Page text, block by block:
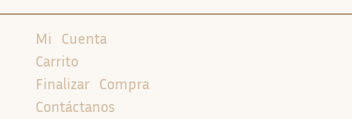
Mi Cuenta
Carrito
Finalizar Compra
Contáctanos